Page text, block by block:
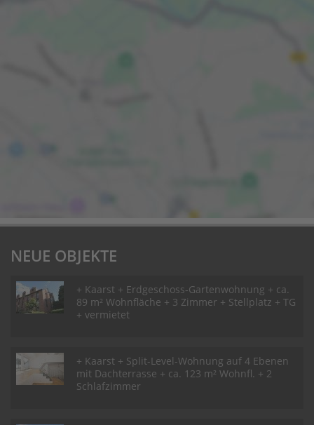
NEUE OBJEKTE
+ Kaarst + Erdgeschoss-Gartenwohnung + ca.
89 m² Wohnfläche + 3 Zimmer + Stellplatz + TG
+ vermietet
+ Kaarst + Split-Level-Wohnung auf 4 Ebenen
mit Dachterrasse + ca. 123 m² Wohnfl. + 2
Schlafzimmer